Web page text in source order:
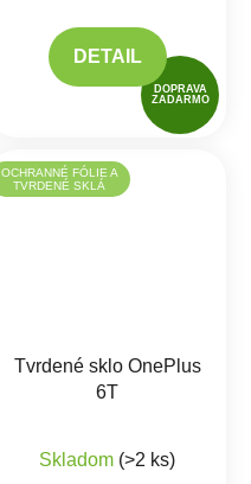
DOPRAVA
ZADARMO
DETAIL
OCHRANNÉ FÓLIE A
TVRDENÉ SKLÁ
Tvrdené sklo OnePlus
6T
Skladom (>2 ks)